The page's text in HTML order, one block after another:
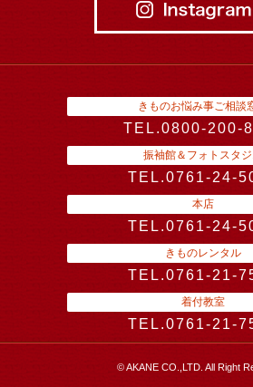
きものお悩み事ご相談
TEL.0800-200-
振袖館＆フォトスタ
TEL.0761-24-
本店
TEL.0761-24-
きものレンタル
TEL.0761-21-
着付教室
TEL.0761-21-
© AKANE CO.,LTD. All Right